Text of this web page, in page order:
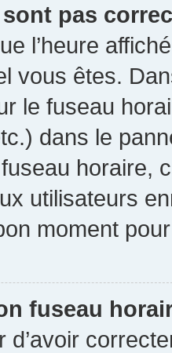
pas
l’heure
vous êtes.
le fuseau
dans le
horaire,
utilisateurs
moment
fuseau
d’avoir